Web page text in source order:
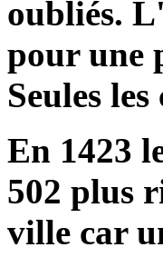
oubliés.
pour une
Seules
En 1423
502 plus
ville car